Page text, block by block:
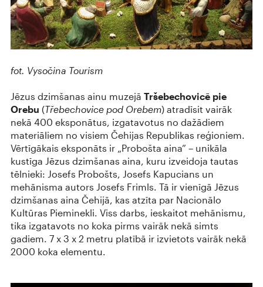
fot. Vysočina Tourism
Jēzus dzimšanas ainu muzejā Tršebechovicē pie
Orebu (Třebechovice pod Orebem) atradīsit vairāk
nekā 400 eksponātus, izgatavotus no dažādiem
materiāliem no visiem Čehijas Republikas reģioniem.
Vērtīgākais eksponāts ir „Probošta aina” – unikāla
kustīga Jēzus dzimšanas aina, kuru izveidoja tautas
tēlnieki: Josefs Probošts, Josefs Kapucians un
mehānisma autors Josefs Frimls. Tā ir vienīgā Jēzus
dzimšanas aina Čehijā, kas atzīta par Nacionālo
Kultūras Pieminekli. Viss darbs, ieskaitot mehānismu,
tika izgatavots no koka pirms vairāk nekā simts
gadiem. 7 x 3 x 2 metru platībā ir izvietots vairāk nekā
2000 koka elementu.